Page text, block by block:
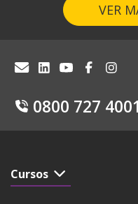
VER
0800 727 4001
Cursos